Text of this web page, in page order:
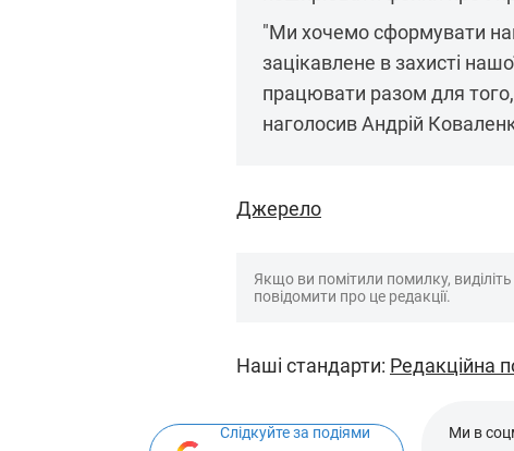
"Ми хочемо сформувати
зацікавлене в захисті
працювати разом для
наголосив Андрій
Джерело
Якщо ви помітили помилку,
повідомити про це редакції.
Наші стандарти: Редакційна
Слідкуйте за подіями
Ми в